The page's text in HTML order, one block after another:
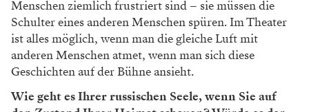
Frieden und die Freiheit?
Hören Sie: Es ist besser, das Wort „dumm“ nicht zu
benutzen. Es ist besser zu sagen: „Mangel an Bildung“.
Das Hauptproblem, unserer Zeit ist die Unwissenheit.
… nur Unwissenheit?